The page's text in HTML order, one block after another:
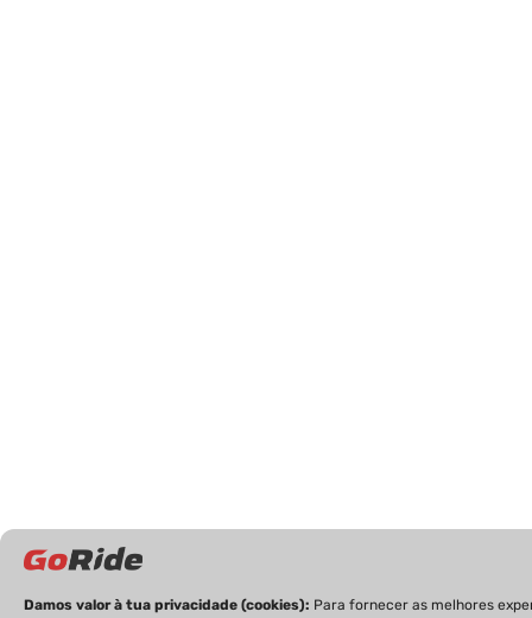
Damos valor à tua privacidade (cookies): Para fornecer as melhores